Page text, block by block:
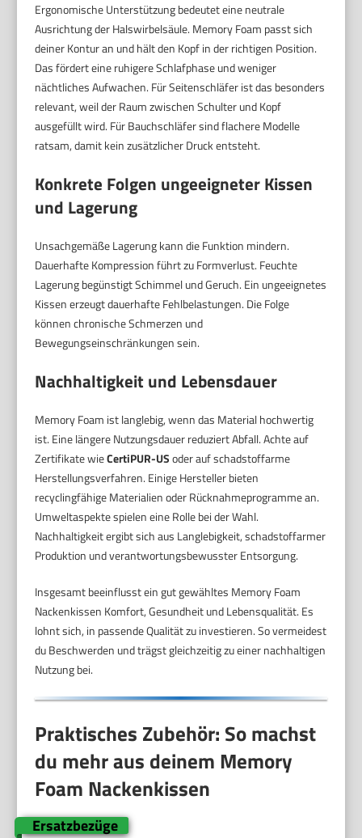
Ergonomische Unterstützung bedeutet eine neutrale
Ausrichtung der Halswirbelsäule. Memory Foam passt sich
deiner Kontur an und hält den Kopf in der richtigen Position.
Das fördert eine ruhigere Schlafphase und weniger
nächtliches Aufwachen. Für Seitenschläfer ist das besonders
relevant, weil der Raum zwischen Schulter und Kopf
ausgefüllt wird. Für Bauchschläfer sind flachere Modelle
ratsam, damit kein zusätzlicher Druck entsteht.
Konkrete Folgen ungeeigneter Kissen
und Lagerung
Unsachgemäße Lagerung kann die Funktion mindern.
Dauerhafte Kompression führt zu Formverlust. Feuchte
Lagerung begünstigt Schimmel und Geruch. Ein ungeeignetes
Kissen erzeugt dauerhafte Fehlbelastungen. Die Folge
können chronische Schmerzen und
Bewegungseinschränkungen sein.
Nachhaltigkeit und Lebensdauer
Memory Foam ist langlebig, wenn das Material hochwertig
ist. Eine längere Nutzungsdauer reduziert Abfall. Achte auf
Zertifikate wieCertiPUR-USoder auf schadstoffarme
Herstellungsverfahren. Einige Hersteller bieten
recyclingfähige Materialien oder Rücknahmeprogramme an.
Umweltaspekte spielen eine Rolle bei der Wahl.
Nachhaltigkeit ergibt sich aus Langlebigkeit, schadstoffarmer
Produktion und verantwortungsbewusster Entsorgung.
Insgesamt beeinflusst ein gut gewähltes Memory Foam
Nackenkissen Komfort, Gesundheit und Lebensqualität. Es
lohnt sich, in passende Qualität zu investieren. So vermeidest
du Beschwerden und trägst gleichzeitig zu einer nachhaltigen
Nutzung bei.
Praktisches Zubehör: So machst
du mehr aus deinem Memory
Foam Nackenkissen
Ersatzbezüge